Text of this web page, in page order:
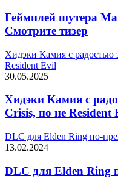
Геймплей шутера
Смотрите тизер
Хидэки Камия с радостью
Resident Evil
30.05.2025
Хидэки Камия с
Crisis, но не Resident
DLC для Elden Ring по-
13.02.2024
DLC для Elden Ring